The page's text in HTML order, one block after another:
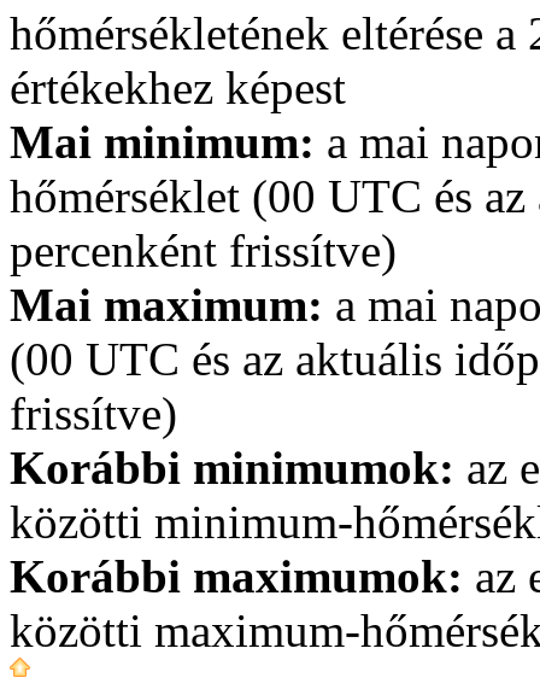
hőmérsékletének eltérése
értékekhez képest
Mai minimum: a mai
hőmérséklet (00 UTC és
percenként frissítve)
Mai maximum: a mai
(00 UTC és az aktuális
frissítve)
Korábbi minimumok: az
közötti minimum-
Korábbi maximumok: az
közötti maximum-